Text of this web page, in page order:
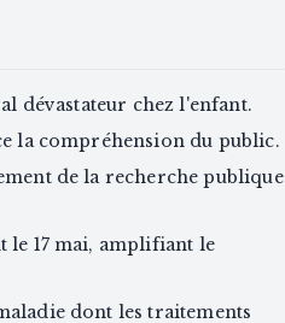
dévastateur chez l'enfant.
la compréhension du public.
de la recherche publique
le 17 mai, amplifiant le
dont les traitements